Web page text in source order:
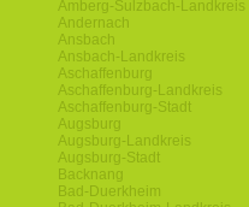
Amberg-Sulzbach-Landkreis
Andernach
Ansbach
Ansbach-Landkreis
Aschaffenburg
Aschaffenburg-Landkreis
Aschaffenburg-Stadt
Augsburg
Augsburg-Landkreis
Augsburg-Stadt
Backnang
Bad-Duerkheim